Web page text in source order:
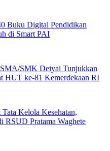
Buku Digital Pendidikan
di Smart PAI
SMA/SMK Deiyai Tunjukkan
HUT ke-81 Kemerdekaan RI
Tata Kelola Kesehatan,
RSUD Pratama Waghete